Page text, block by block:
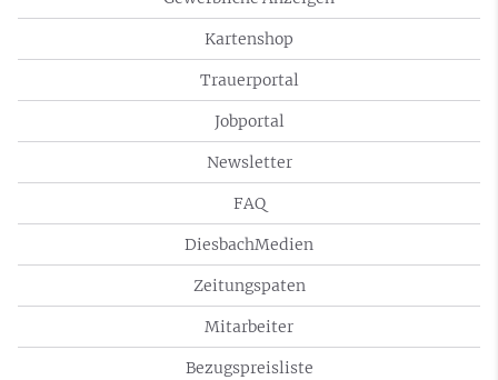
Kartenshop
Trauerportal
Jobportal
Newsletter
FAQ
DiesbachMedien
Zeitungspaten
Mitarbeiter
Bezugspreisliste